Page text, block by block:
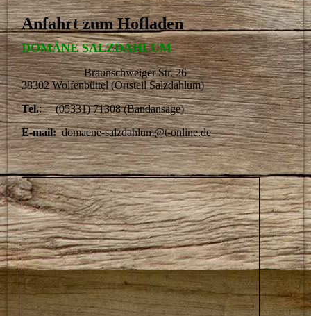
Anfahrt zum Hofladen
DOMÄNE SALZDAHLUM
Braunschweiger Str. 26
38302 Wolfenbüttel (Ortsteil Salzdahlum)
Tel.: (05331) 71308 (Bandansage)
E-mail:domaene-salzdahlum@t-online.de